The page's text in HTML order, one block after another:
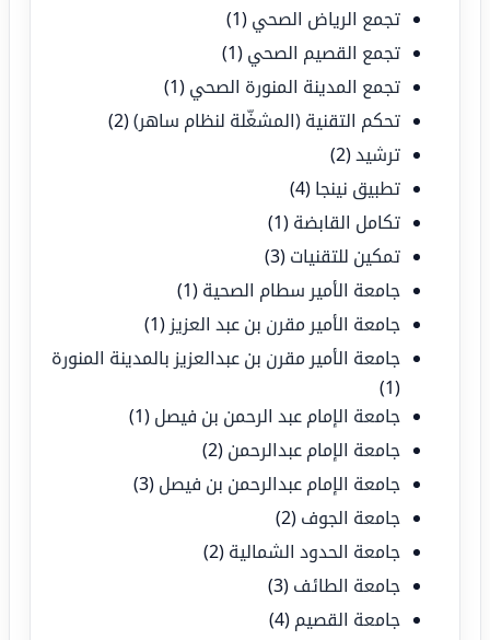
تجمع الرياض الصحي (1)
تجمع القصيم الصحي (1)
تجمع المدينة المنورة الصحي (1)
تحكم التقنية (المشغّلة لنظام ساهر)(2)
ترشيد(2)
تطبيق نينجا (4)
تكامل القابضة (1)
تمكين للتقنيات (3)
جامعة الأمير سطام الصحية (1)
جامعة الأمير مقرن بن عبد العزيز (1)
جامعة الأمير مقرن بن عبدالعزيز بالمدينة المنورة
(1)
جامعة الإمام عبد الرحمن بن فيصل (1)
جامعة الإمام عبدالرحمن (2)
جامعة الإمام عبدالرحمن بن فيصل (3)
جامعة الجوف (2)
جامعة الحدود الشمالية (2)
جامعة الطائف (3)
جامعة القصيم (4)